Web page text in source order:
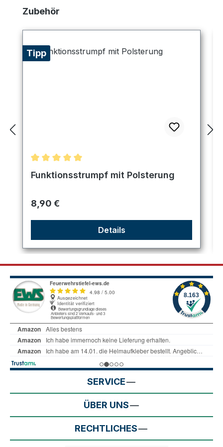
Produktgalerie überspringen
Zubehör
Tipp
Durchschnittliche Bewertung von 5 von 5 Sternen
Funktionsstrumpf mit Polsterung
Regulärer Preis:
8,90 €
Details
SERVICE
ÜBER UNS
RECHTLICHES